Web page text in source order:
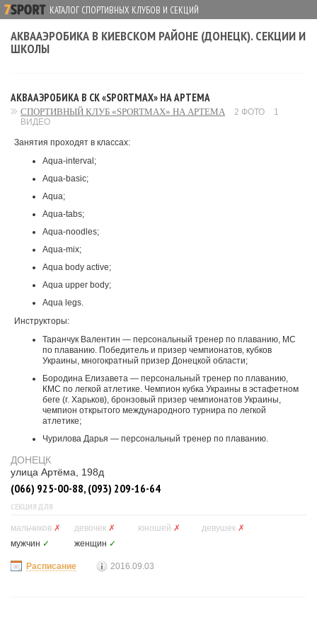
КАТАЛОГ СПОРТИВНЫХ КЛУБОВ И СЕКЦИЙ
АКВААЭРОБИКА В КИЕВСКОМ РАЙОНЕ (ДОНЕЦК). СЕКЦИИ И
ШКОЛЫ
АКВААЭРОБИКА В СК «SPORTMAX» НА АРТЕМА
СПОРТИВНЫЙ КЛУБ «SPORTMAX» НА АРТЕМА 2 ФОТО
1
ВИДЕО
Занятия проходят в классах:
Aqua-interval;
Aqua-basic;
Aqua;
Aqua-tabs;
Aqua-noodles;
Aqua-mix;
Aqua body active;
Aqua upper body;
Aqua legs.
Инструкторы:
Таранчук Валентин — персональный тренер по плаванию, МС
по плаванию. Победитель и призер чемпионатов, кубков
Украины, многократный призер Донецкой области;
Бородина Елизавета — персональный тренер по плаванию,
КМС по легкой атлетике. Чемпион кубка Украины в эстафетном
беге (г. Харьков), бронзовый призер чемпионатов Украины,
чемпион открытого международного турнира по легкой
атлетике;
Чурилова Дарья — персональный тренер по плаванию.
ДОНЕЦК
улица Артёма, 198д
(066) 925-00-88, (093) 209-16-64
СЕКЦИЯ ДЛЯ
мальчиков ✗ девочек ✗ юношей ✗ девушек ✗
мужчин ✓ женщин ✓
Расписание 2016.09.03